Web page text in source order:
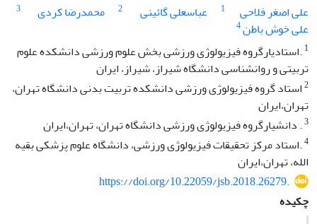
علی اصغر فلاحی
1 عباسعلی گائینی 2 محمدرضا کردی 3
علی خوش باطن4
1.استادیارگروه فیزیولوژی ورزشی بخش علوم ورزشی دانشکده علوم
تربیتی و روانشناسی دانشگاه شیراز، شیراز، ایران
2استاد گروه فیزیولوژی ورزشی دانشکده تربیت بدنی دانشگاه تهران،
تهران،ایران
3. دانشیارگروه فیزیولوژی ورزشی دانشگاه تهران، تهران،ایران
4.استاد مرکز تحقیقات فیزیولوژی ورزشی، دانشگاه علوم پزشکی بقیه
الله، تهران،ایران
https://doi.org/10.22059/jsb.2018.26279.
چکیده